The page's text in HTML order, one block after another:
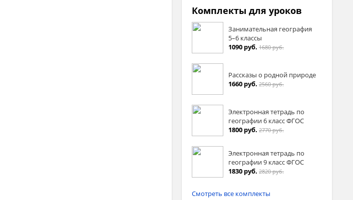
Комплекты для уроков
Занимательная география
5–6 классы
1090 руб. 1680 руб.
Рассказы о родной природе
1660 руб. 2560 руб.
Электронная тетрадь по
географии 6 класс ФГОС
1800 руб. 2770 руб.
Электронная тетрадь по
географии 9 класс ФГОС
1830 руб. 2820 руб.
Смотреть все комплекты